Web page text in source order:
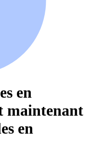
en
maintenant
en